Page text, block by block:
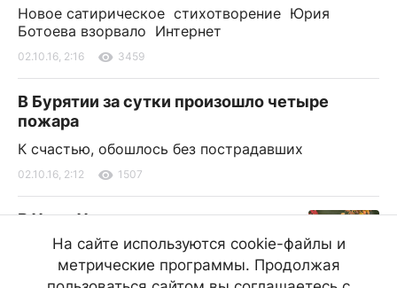
Новое сатирическое стихотворение Юрия
Ботоева взорвало Интернет
02.10.16, 2:16 3459
В Бурятии за сутки произошло четыре
пожара
К счастью, обошлось без пострадавших
02.10.16, 2:12 1507
В Улан-Удэ сохранится
неустойчивая погода
2 октября в столице Бурятии обещают мокрый
На сайте используются cookie-файлы и
метрические программы. Продолжая